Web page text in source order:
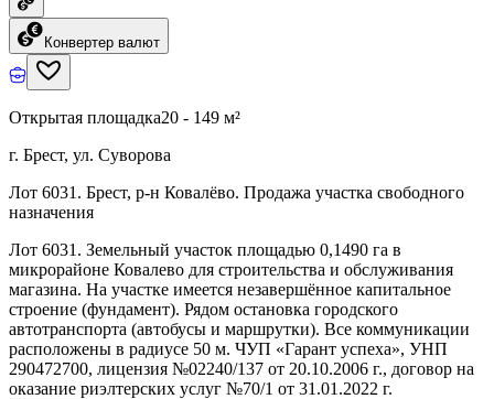
Конвертер валют
Открытая площадка20 - 149 м²
г. Брест, ул. Суворова
Лот 6031. Брест, р-н Ковалёво. Продажа участка свободного
назначения
Лот 6031. Земельный участок площадью 0,1490 га в
микрорайоне Ковалево для строительства и обслуживания
магазина. На участке имеется незавершённое капитальное
строение (фундамент). Рядом остановка городского
автотранспорта (автобусы и маршрутки). Все коммуникации
расположены в радиусе 50 м. ЧУП «Гарант успеха», УНП
290472700, лицензия №02240/137 от 20.10.2006 г., договор на
оказание риэлтерских услуг №70/1 от 31.01.2022 г.